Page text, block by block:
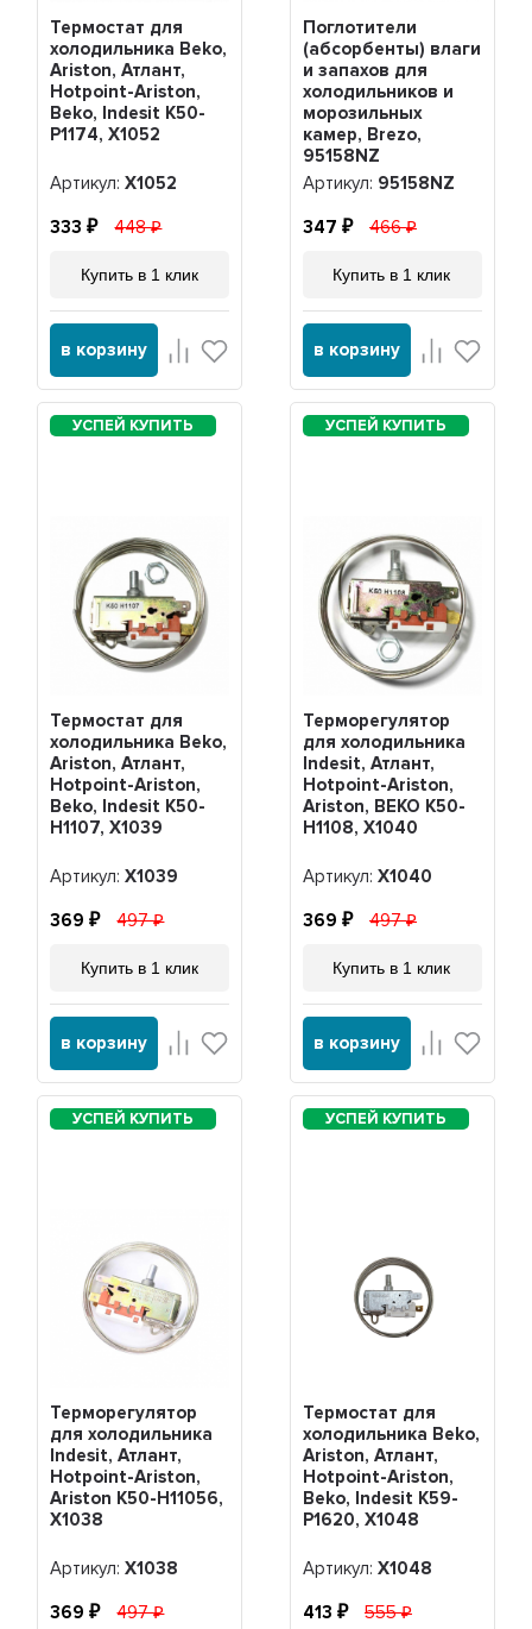
Термостат для
холодильника Beko,
Ariston, Атлант,
Hotpoint-Ariston,
Beko, Indesit K50-
P1174, Х1052
Артикул:Х1052
333 448
Купить в 1 клик
в корзину
Поглотители
(абсорбенты) влаги
и запахов для
холодильников и
морозильных
камер, Brezo,
95158NZ
Артикул: 95158NZ
347 466
Купить в 1 клик
в корзину
Термостат для
холодильника Beko,
Ariston, Атлант,
Hotpoint-Ariston,
Beko, Indesit K50-
H1107, Х1039
Артикул:Х1039
369 497
Купить в 1 клик
в корзину
Терморегулятор
для холодильника
Indesit, Атлант,
Hotpoint-Ariston,
Ariston, BEKO K50-
H1108, Х1040
Артикул: Х1040
369 497
Купить в 1 клик
в корзину
Терморегулятор
для холодильника
Indesit, Атлант,
Hotpoint-Ariston,
Ariston K50-H11056,
Х1038
Артикул:Х1038
369 497
Термостат для
холодильника Beko,
Ariston, Атлант,
Hotpoint-Ariston,
Beko, Indesit K59-
P1620, Х1048
Артикул: Х1048
413 555